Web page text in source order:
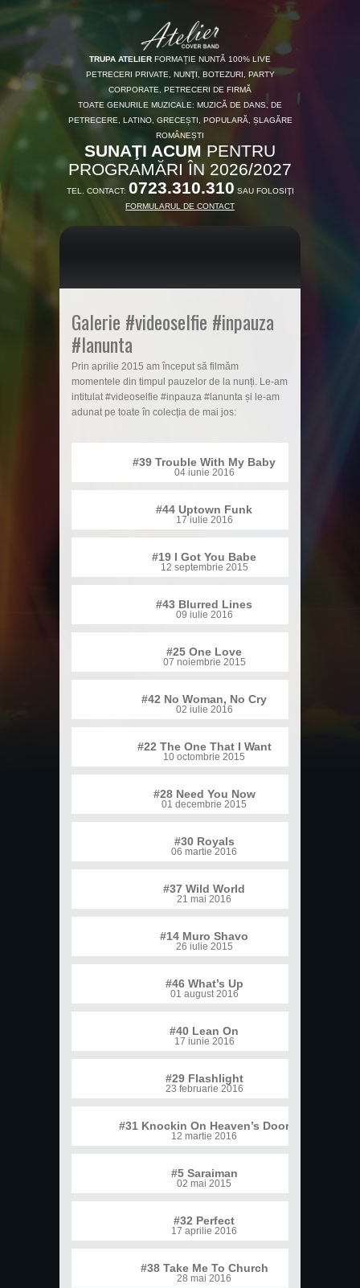
TRUPA ATELIER FORMAȚIE NUNTĂ 100% LIVE
PETRECERI PRIVATE, NUNŢI, BOTEZURI, PARTY
CORPORATE, PETRECERI DE FIRMĂ
TOATE GENURILE MUZICALE: MUZICĂ DE DANS, DE
PETRECERE, LATINO, GRECEȘTI, POPULARĂ, ȘLAGĂRE
ROMÂNEȘTI
SUNAŢI ACUM PENTRU
PROGRAMĂRI ÎN 2026/2027
TEL. CONTACT: 0723.310.310 SAU FOLOSIŢI
FORMULARUL DE CONTACT
Galerie #videoselfie #inpauza
#lanunta
Prin aprilie 2015 am început să filmăm
momentele din timpul pauzelor de la nunți. Le-am
intitulat #videoselfie #inpauza #lanunta și le-am
adunat pe toate în colecția de mai jos:
#39 Trouble With My Baby
04 iunie 2016
#44 Uptown Funk
17 iulie 2016
#19 I Got You Babe
12 septembrie 2015
#43 Blurred Lines
09 iulie 2016
#25 One Love
07 noiembrie 2015
#42 No Woman, No Cry
02 iulie 2016
#22 The One That I Want
10 octombrie 2015
#28 Need You Now
01 decembrie 2015
#30 Royals
06 martie 2016
#37 Wild World
21 mai 2016
#14 Muro Shavo
26 iulie 2015
#46 What’s Up
01 august 2016
#40 Lean On
17 iunie 2016
#29 Flashlight
23 februarie 2016
#31 Knockin On Heaven’s Door
12 martie 2016
#5 Saraiman
02 mai 2015
#32 Perfect
17 aprilie 2016
#38 Take Me To Church
28 mai 2016